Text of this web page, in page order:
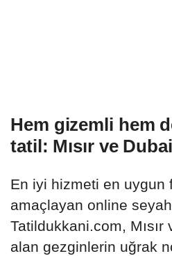
Hem gizemli hem
tatil: Mısır ve Dubai
En iyi hizmeti en uygun
amaçlayan online
Tatildukkani.com, Mısır
alan gezginlerin uğrak